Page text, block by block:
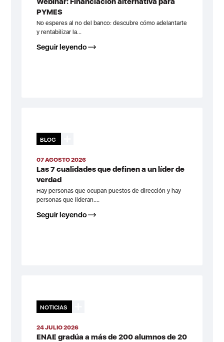
PYMES
No esperes al no del banco: descubre cómo adelantarte
y rentabilizar la...
Seguir leyendo
BLOG
07 AGOSTO 2026
Las 7 cualidades que definen a un líder de
verdad
Hay personas que ocupan puestos de dirección y hay
personas que lideran....
Seguir leyendo
NOTICIAS
24 JULIO 2026
ENAE gradúa a más de 200 alumnos de 20